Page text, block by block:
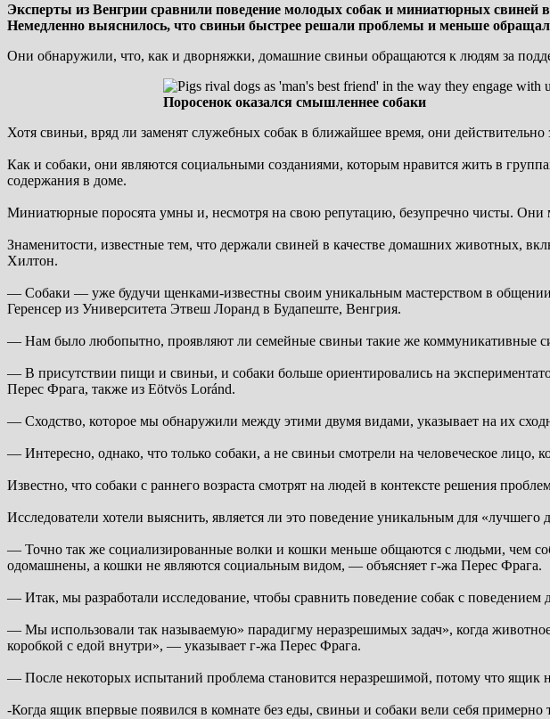
Эксперты из Венгрии сравнили поведение молодых собак и миниатюрных
Немедленно выяснилось, что свиньи быстрее решали проблемы и меньше
Они обнаружили, что, как и дворняжки, домашние свиньи обращаются к людям за
Поросенок оказался смышленнее собаки
Хотя свиньи, вряд ли заменят служебных собак в ближайшее время, они
Как и собаки, они являются социальными созданиями, которым нравится жить в
содержания в доме.
Миниатюрные поросята умны и, несмотря на свою репутацию, безупречно чисты. Они
Знаменитости, известные тем, что держали свиней в качестве домашних
Хилтон.
— Собаки — уже будучи щенками-известны своим уникальным мастерством в общении
Геренсер из Университета Этвеш Лоранд в Будапеште, Венгрия.
— Нам было любопытно, проявляют ли семейные свиньи такие же коммуникативные
— В присутствии пищи и свиньи, и собаки больше ориентировались на
Перес Фрага, также из Eötvös Loránd.
— Сходство, которое мы обнаружили между этими двумя видами, указывает на их
— Интересно, однако, что только собаки, а не свиньи смотрели на человеческое лицо,
Известно, что собаки с раннего возраста смотрят на людей в контексте решения
Исследователи хотели выяснить, является ли это поведение уникальным для
— Точно так же социализированные волки и кошки меньше общаются с людьми, чем
одомашнены, а кошки не являются социальным видом, — объясняет г-жа Перес Фрага.
— Итак, мы разработали исследование, чтобы сравнить поведение собак с поведением
— Мы использовали так называемую» парадигму неразрешимых задач», когда
коробкой с едой внутри», — указывает г-жа Перес Фрага.
— После некоторых испытаний проблема становится неразрешимой, потому что ящик
-Когда ящик впервые появился в комнате без еды, свиньи и собаки вели себя примерно